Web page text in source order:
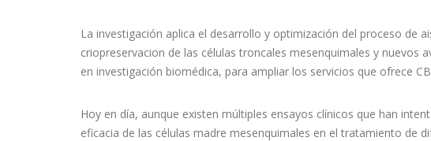
La investigación aplica el desarrollo y optimización del proceso de
criopreservacion de las células troncales mesenquimales y nuevos
en investigación biomédica, para ampliar los servicios que ofrece
Hoy en día, aunque existen múltiples ensayos clínicos que han
eficacia de las células madre mesenquimales en el tratamiento de